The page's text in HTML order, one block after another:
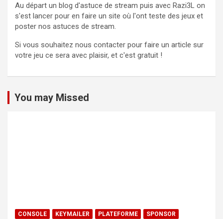
Au départ un blog d'astuce de stream puis avec Razi3L on
s'est lancer pour en faire un site où l'ont teste des jeux et
poster nos astuces de stream.
Si vous souhaitez nous contacter pour faire un article sur
votre jeu ce sera avec plaisir, et c'est gratuit !
You may Missed
CONSOLE KEYMAILER PLATEFORME
SPONSOR